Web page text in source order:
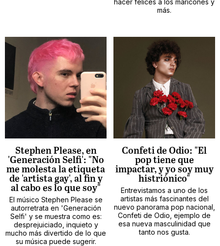
hacer felices a los maricones y
más.
Stephen Please, en
'Generación Selfi': "No
me molesta la etiqueta
de 'artista gay', al fin y
al cabo es lo que soy"
El músico Stephen Please se
autorretrata en 'Generación
Selfi' y se muestra como es:
desprejuiciado, inquieto y
mucho más divertido de lo que
su música puede sugerir.
Confeti de Odio: "El
pop tiene que
impactar, y yo soy muy
histriónico"
Entrevistamos a uno de los
artistas más fascinantes del
nuevo panorama pop nacional,
Confeti de Odio, ejemplo de
esa nueva masculinidad que
tanto nos gusta.